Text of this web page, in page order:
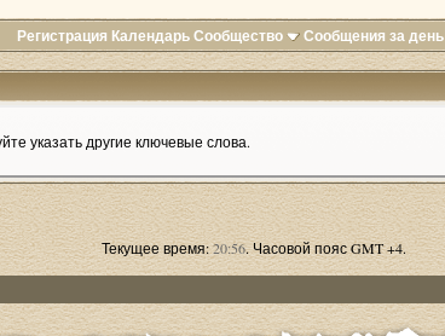
Регистрация КалендарьСообщество Сообщения за день
указать другие ключевые слова.
Текущее время:20:56. Часовой пояс GMT +4.